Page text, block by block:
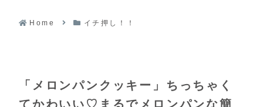
Home イチ押し！！
「メロンパンクッキー」ちっちゃく
てかわいい♡まるでメロンパンな簡